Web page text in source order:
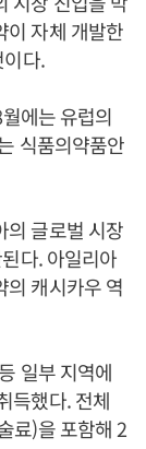
이 자체 개발한
다.
에는 유럽의
식품의약품안
의 글로벌 시장
다. 아일리아
의 캐시카우 역
일부 지역에
득했다. 전체
료)을 포함해 2